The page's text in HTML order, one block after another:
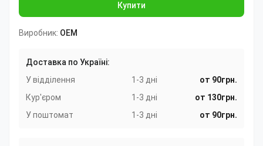
Купити
Виробник: OEM
Доставка по Україні:
У відділення
1-3 дні
от 90грн.
Кур'єром
1-3 дні
от 130грн.
У поштомат
1-3 дні от 90грн.